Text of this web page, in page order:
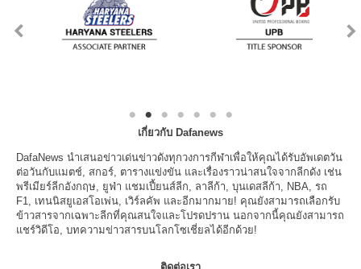
เกี่ยวกับ Dafanews
DafaNews นำเสนอข่าวเด่นข่าวดังทุกวงการกีฬาเพื่อให้คุณได้รับอัพเดตวัน
ต่อวันกับแมตช์, สกอร์, ตารางแข่งขัน และเรื่องราวน่าสนใจจากลีกดัง เช่น
พรีเมียร์ลีกอังกฤษ, ยูฟ่า แชมเปี้ยนส์ลีก, ลาลีก้า, บุนเดสลีก้า, NBA, รถ
F1, เทนนิสยูเอสโอเพ่น, เวิร์ลคัพ และอีกมากมาย! คุณยังสามารถเลือกรับ
ข้าวสารจากเฉพาะลีกที่คุณสนใจและโปรดปราน นอกจากนี้คุณยังสามารถ
แชร์วิดีโอ, บทความข่าวสารบนโลกโซเชี่ยลได้อีกด้วย!